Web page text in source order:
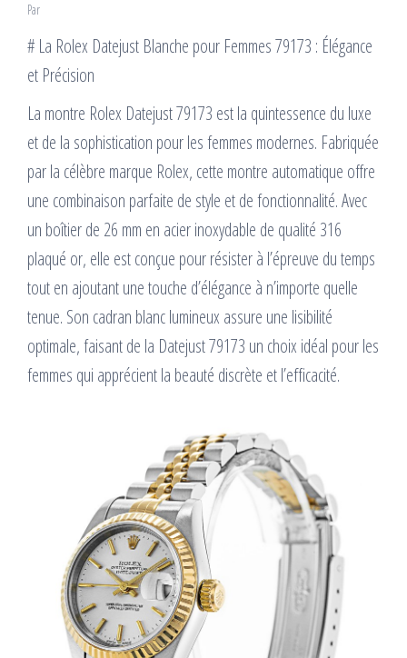
Par
# La Rolex Datejust Blanche pour Femmes 79173 : Élégance
et Précision
La montre Rolex Datejust 79173 est la quintessence du luxe
et de la sophistication pour les femmes modernes. Fabriquée
par la célèbre marque Rolex, cette montre automatique offre
une combinaison parfaite de style et de fonctionnalité. Avec
un boîtier de 26 mm en acier inoxydable de qualité 316
plaqué or, elle est conçue pour résister à l’épreuve du temps
tout en ajoutant une touche d’élégance à n’importe quelle
tenue. Son cadran blanc lumineux assure une lisibilité
optimale, faisant de la Datejust 79173 un choix idéal pour les
femmes qui apprécient la beauté discrète et l’efficacité.